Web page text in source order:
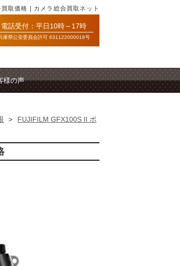
取価格 | カメラ総合買取ネット
電話受付：平日10時～17時
庫県公安委員会許可 631122000018号
様の声
>
FUJIFILM GFX100S II ボ